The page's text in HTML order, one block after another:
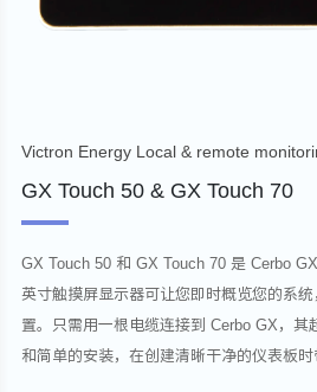
Victron Energy Local & remote
GX Touch 50 & GX Touch 70
GX Touch 50 和 GX Touch 70 是 Cerbo
英寸触摸屏显示器可让您即时概览您的系
置。只需用一根电缆连接到 Cerbo GX，其
和简单的安装，在创建清晰干净的仪表板时